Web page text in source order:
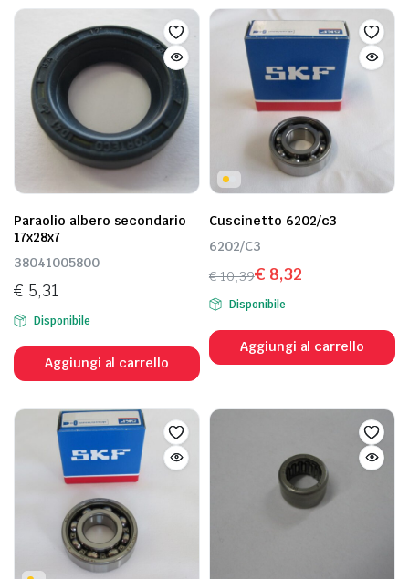
Paraolio albero secondario
17x28x7
38041005800
€ 5,31
Disponibile
Aggiungi al carrello
Cuscinetto 6202/c3
6202/C3
€10,39
Il
prezzo
originale
era:
€8,32
Il
prezzo
attuale
è:
Disponibile
Aggiungi al carrello